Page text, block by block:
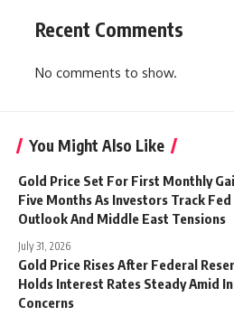
Recent Comments
No comments to show.
You Might Also Like
Gold Price Set For First Monthly
Five Months As Investors Track Fed
Outlook And Middle East Tensions
July 31, 2026
Gold Price Rises After Federal
Holds Interest Rates Steady Amid
Concerns